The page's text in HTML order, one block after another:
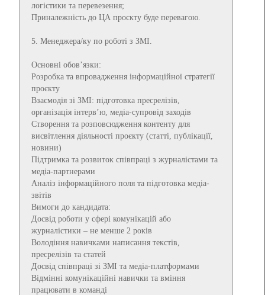
логістики та перевезення;
Приналежність до ЦА проєкту буде перевагою.
5. Менеджера/ку по роботі з ЗМІ.
Основні обов’язки:
Розробка та впровадження інформаційної стратегії
проєкту
Взаємодія зі ЗМІ: підготовка пресрелізів,
організація інтерв’ю, медіа-супровід заходів
Створення та розповсюдження контенту для
висвітлення діяльності проєкту (статті, публікації,
новини)
Підтримка та розвиток співпраці з журналістами та
медіа-партнерами
Аналіз інформаційного поля та підготовка медіа-
звітів
Вимоги до кандидата:
Досвід роботи у сфері комунікацій або
журналістики – не менше 2 років
Володіння навичками написання текстів,
пресрелізів та статей
Досвід співпраці зі ЗМІ та медіа-платформами
Відмінні комунікаційні навички та вміння
працювати в команді